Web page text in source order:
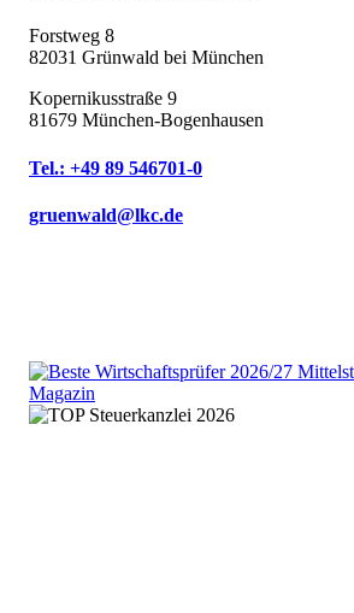
Forstweg 8
82031 Grünwald bei München
Kopernikusstraße 9
81679 München-Bogenhausen
Tel.: +49 89 546701-0
gruenwald@lkc.de